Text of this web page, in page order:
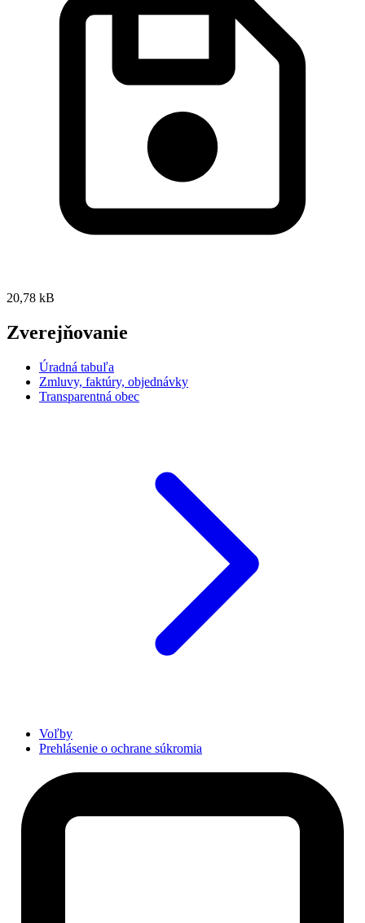
20,78 kB
Zverejňovanie
Úradná tabuľa
Zmluvy, faktúry, objednávky
Transparentná obec
Voľby
Prehlásenie o ochrane súkromia